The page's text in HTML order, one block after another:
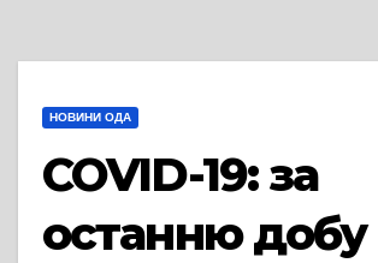
НОВИНИ ОДА
COVID-19: за
останню добу